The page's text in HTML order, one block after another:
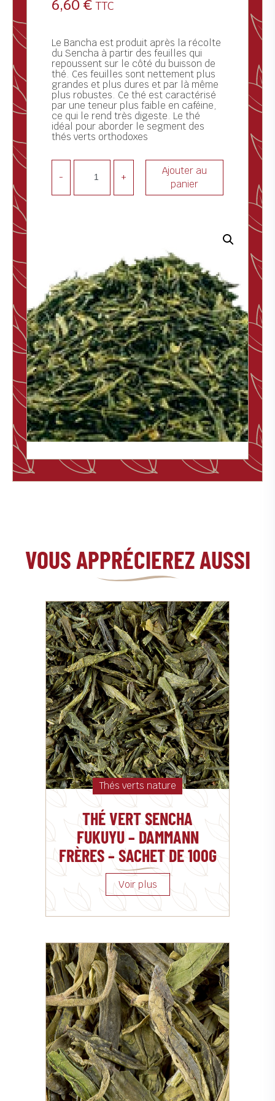
6,60€ TTC
Le Bancha est produit après la récolte
du Sencha à partir des feuilles qui
repoussent sur le côté du buisson de
thé. Ces feuilles sont nettement plus
grandes et plus dures et par là même
plus robustes. Ce thé est caractérisé
par une teneur plus faible en caféine,
ce qui le rend très digeste. Le thé
idéal pour aborder le segment des
thés verts orthodoxes
- +
Ajouter au
panier
VOUS APPRÉCIEREZ AUSSI
Thés verts nature
THÉ VERT SENCHA
FUKUYU – DAMMANN
FRÈRES – SACHET DE 100G